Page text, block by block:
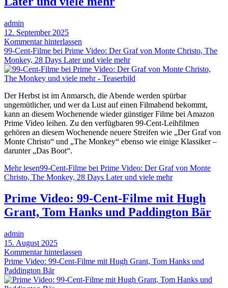
admin
12. September 2025
Kommentar hinterlassen
99-Cent-Filme bei Prime Video: Der Graf von Monte Christo, The
Monkey, 28 Days Later und viele mehr
Der Herbst ist im Anmarsch, die Abende werden spürbar
ungemütlicher, und wer da Lust auf einen Filmabend bekommt,
kann an diesem Wochenende wieder günstiger Filme bei Amazon
Prime Video leihen. Zu den verfügbaren 99-Cent-Leihfilmen
gehören an diesem Wochenende neuere Streifen wie „Der Graf von
Monte Christo“ und „The Monkey“ ebenso wie einige Klassiker –
darunter „Das Boot“.
Mehr lesen99-Cent-Filme bei Prime Video: Der Graf von Monte
Christo, The Monkey, 28 Days Later und viele mehr
Prime Video: 99-Cent-Filme mit Hugh
Grant, Tom Hanks und Paddington Bär
admin
15. August 2025
Kommentar hinterlassen
Prime Video: 99-Cent-Filme mit Hugh Grant, Tom Hanks und
Paddington Bär